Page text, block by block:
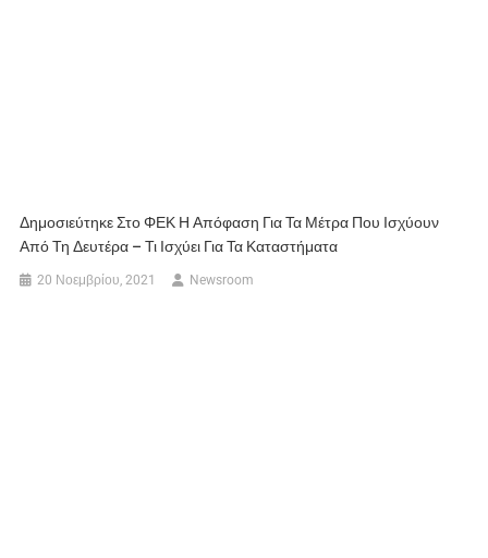
Δημοσιεύτηκε Στο ΦΕΚ Η Απόφαση Για Τα Μέτρα Που Ισχύουν
Από Τη Δευτέρα – Τι Ισχύει Για Τα Καταστήματα
20 Νοεμβρίου, 2021 Newsroom